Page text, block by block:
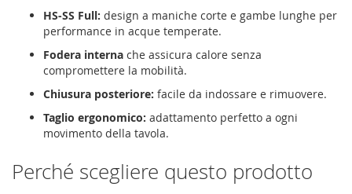
HS-SS Full: design a maniche corte e gambe lunghe per
performance in acque temperate.
Fodera interna che assicura calore senza
compromettere la mobilità.
Chiusura posteriore: facile da indossare e rimuovere.
Taglio ergonomico: adattamento perfetto a ogni
movimento della tavola.
Perché scegliere questo prodotto